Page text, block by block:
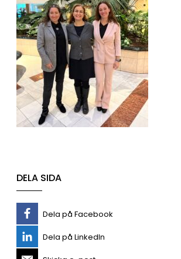
DELA SIDA
Dela på Facebook
Dela på LinkedIn